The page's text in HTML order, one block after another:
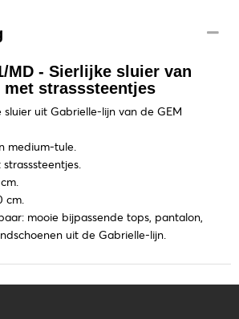
MD - Sierlijke sluier van
met strasssteentjes
sluier uit Gabrielle-lijn van de GEM
medium-tule.
cm.
mooie bijpassende tops, pantalon,
uit de Gabrielle-lijn.